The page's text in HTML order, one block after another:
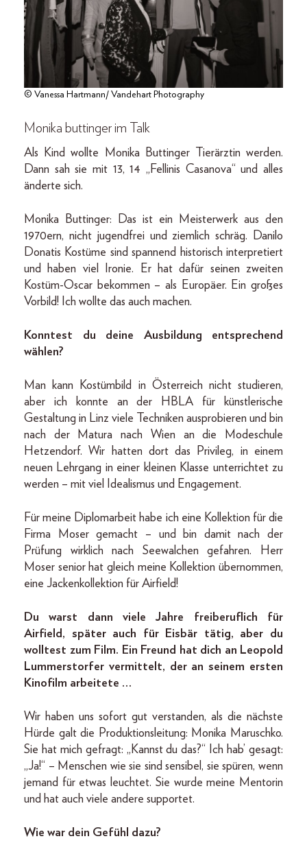
© Vanessa Hartmann/ Vandehart Photography
Monika buttinger im Talk
Als Kind wollte Monika Buttinger Tierärztin werden.
Dann sah sie mit 13, 14 „Fellinis Casanova“ und alles
änderte sich.
Monika Buttinger: Das ist ein Meisterwerk aus den
1970ern, nicht jugendfrei und ziemlich schräg. Danilo
Donatis Kostüme sind spannend historisch interpretiert
und haben viel Ironie. Er hat dafür seinen zweiten
Kostüm-Oscar bekommen – als Europäer. Ein großes
Vorbild! Ich wollte das auch machen.
Konntest du deine Ausbildung entsprechend
wählen?
Man kann Kostümbild in Österreich nicht studieren,
aber ich konnte an der HBLA für künstlerische
Gestaltung in Linz viele Techniken ausprobieren und bin
nach der Matura nach Wien an die Modeschule
Hetzendorf. Wir hatten dort das Privileg, in einem
neuen Lehrgang in einer kleinen Klasse unterrichtet zu
werden – mit viel Idealismus und Engagement.
Für meine Diplomarbeit habe ich eine Kollektion für die
Firma Moser gemacht – und bin damit nach der
Prüfung wirklich nach Seewalchen gefahren. Herr
Moser senior hat gleich meine Kollektion übernommen,
eine Jackenkollektion für Airfield!
Du warst dann viele Jahre freiberuflich für
Airfield, später auch für Eisbär tätig, aber du
wolltest zum Film. Ein Freund hat dich an Leopold
Lummerstorfer vermittelt, der an seinem ersten
Kinofilm arbeitete …
Wir haben uns sofort gut verstanden, als die nächste
Hürde galt die Produktionsleitung: Monika Maruschko.
Sie hat mich gefragt: „Kannst du das?“ Ich hab’ gesagt:
„Ja!“ – Menschen wie sie sind sensibel, sie spüren, wenn
jemand für etwas leuchtet. Sie wurde meine Mentorin
und hat auch viele andere supportet.
Wie war dein Gefühl dazu?